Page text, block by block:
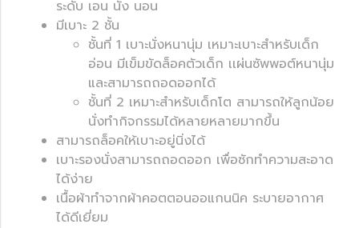
ระดับ เอน นั่ง นอน
มีเบาะ 2 ชั้น
ชั้นที่ 1 เบาะนั่งหนานุ่ม เหมาะเบาะสำหรับเด็ก
อ่อน มีเข็มขัดล็อคตัวเด็ก เเผ่นซัพพอต์หนานุ่ม
และสามารถถอดออกได้
ชั้นที่ 2 เหมาะสำหรับเด็กโต สามารถให้ลูกน้อย
นั่งทำกิจกรรมได้หลายหลายมากขึ้น
สามารถล็อคให้เบาะอยู่นิ่งได้
เบาะรองนั่งสามารถถอดออก เพื่อซักทำความสะอาด
ได้ง่าย
เนื้อผ้าทำจากผ้าคอตตอนออแกนนิค ระบายอากาศ
ได้ดีเยี่ยม